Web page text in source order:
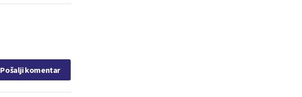
Pošalji komentar